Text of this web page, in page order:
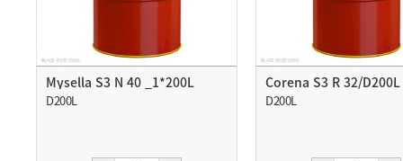
Mysella S3 N 40 _1*200L
D200L
Corena S3 R 32/D200L
D200L